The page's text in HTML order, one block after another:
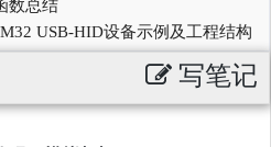
数总结
USB-HID设备示例及工程结构
写笔记